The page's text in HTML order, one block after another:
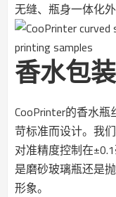
无缝、瓶身一体化外
香水包
CooPrinter的香水
苛标准而设计。我
对准精度控制在
是磨砂玻璃瓶还是
形象。